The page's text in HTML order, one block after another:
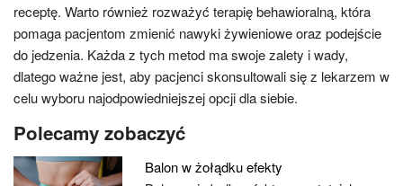
receptę. Warto również rozważyć terapię behawioralną, która
pomaga pacjentom zmienić nawyki żywieniowe oraz podejście
do jedzenia. Każda z tych metod ma swoje zalety i wady,
dlatego ważne jest, aby pacjenci skonsultowali się z lekarzem w
celu wyboru najodpowiedniejszej opcji dla siebie.
Polecamy zobaczyć
Balon w żołądku efekty